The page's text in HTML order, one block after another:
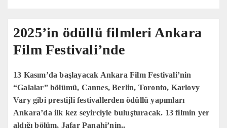
2025’in ödüllü filmleri Ankara
Film Festivali’nde
13 Kasım’da başlayacak Ankara Film Festivali’nin
“Galalar” bölümü, Cannes, Berlin, Toronto, Karlovy
Vary gibi prestijli festivallerden ödüllü yapımları
Ankara’da ilk kez seyirciyle buluşturacak. 13 filmin yer
aldığı bölüm, Jafar Panahi’nin..